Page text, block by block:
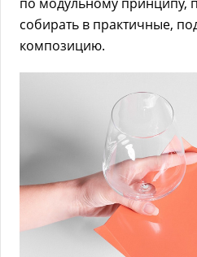
собирать в практичные,
композицию.